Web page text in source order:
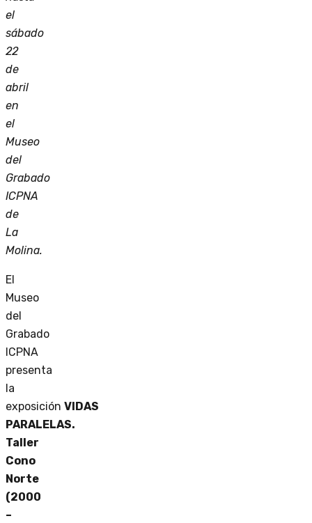
el
sábado
22
de
abril
en
el
Museo
del
Grabado
ICPNA
de
La
Molina.
El
Museo
del
Grabado
ICPNA
presenta
la
exposición VIDAS
PARALELAS.
Taller
Cono
Norte
(2000
–